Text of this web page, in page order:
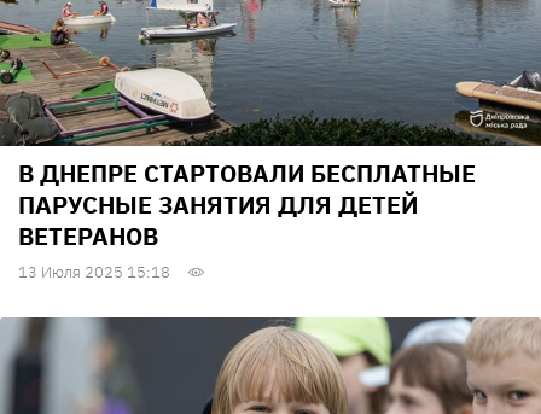
В ДНЕПРЕ СТАРТОВАЛИ БЕСПЛАТНЫЕ
ПАРУСНЫЕ ЗАНЯТИЯ ДЛЯ ДЕТЕЙ
ВЕТЕРАНОВ
13 Июля 2025 15:18